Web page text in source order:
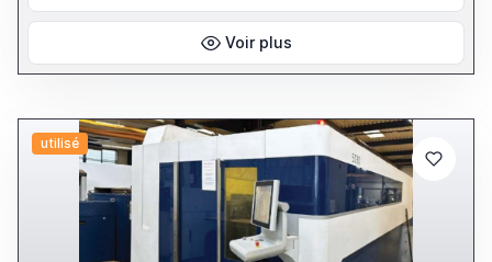
Voir plus
utilisé